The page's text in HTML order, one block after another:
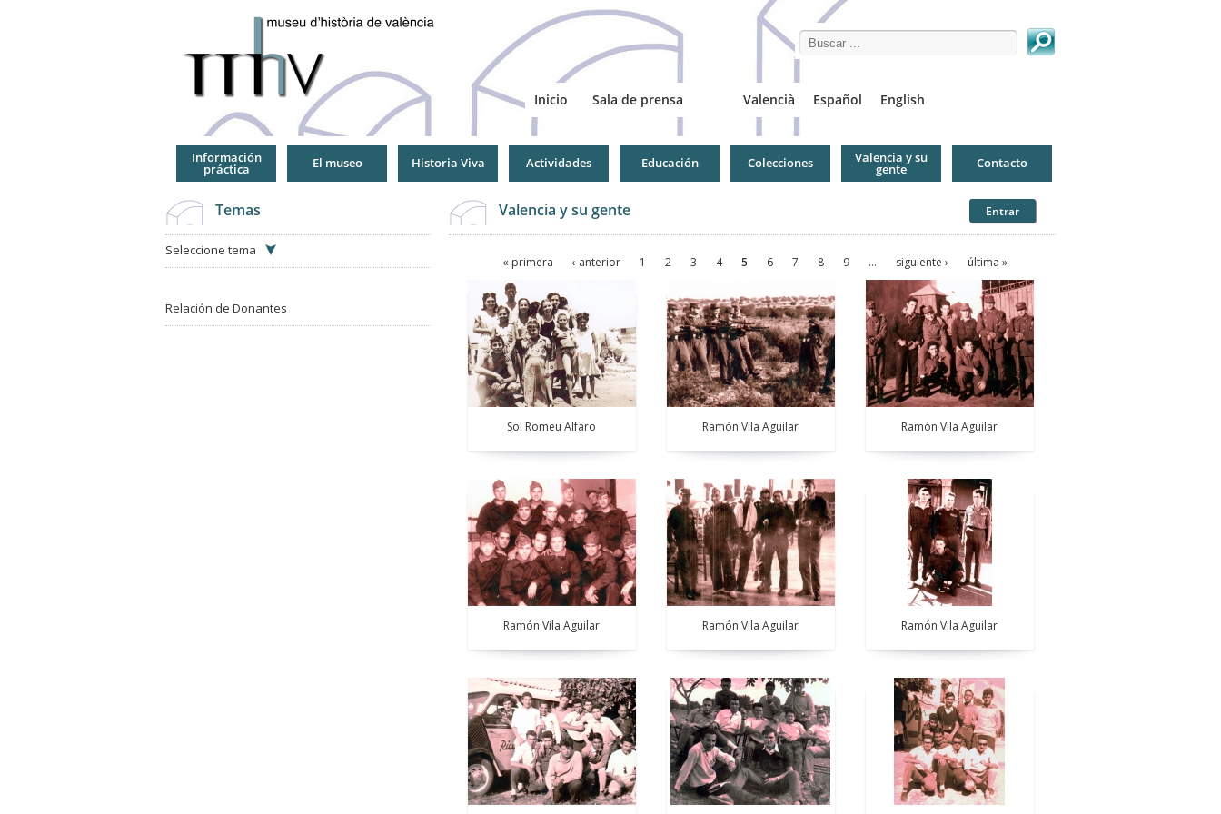
Search this site
Valencià Español English
Inicio Sala de prensa
Información
práctica El museo Historia Viva Actividades Educación Colecciones Valencia y su
gente Contacto
Temas
Seleccione tema
Relación de Donantes
Valencia y su gente Entrar
Páginas« primera ‹ anterior 1 2 3 4 5 6 7 8 9 … siguiente › última »
Sol Romeu Alfaro Ramón Vila Aguilar Ramón Vila Aguilar
Ramón Vila Aguilar Ramón Vila Aguilar Ramón Vila Aguilar
Páginas